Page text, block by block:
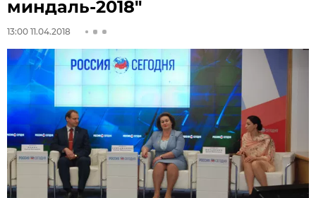
миндаль-2018"
13:00 11.04.2018